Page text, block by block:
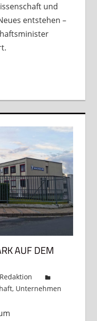
und
entstehen –
AUF DEM
Redaktion
, Unternehmen